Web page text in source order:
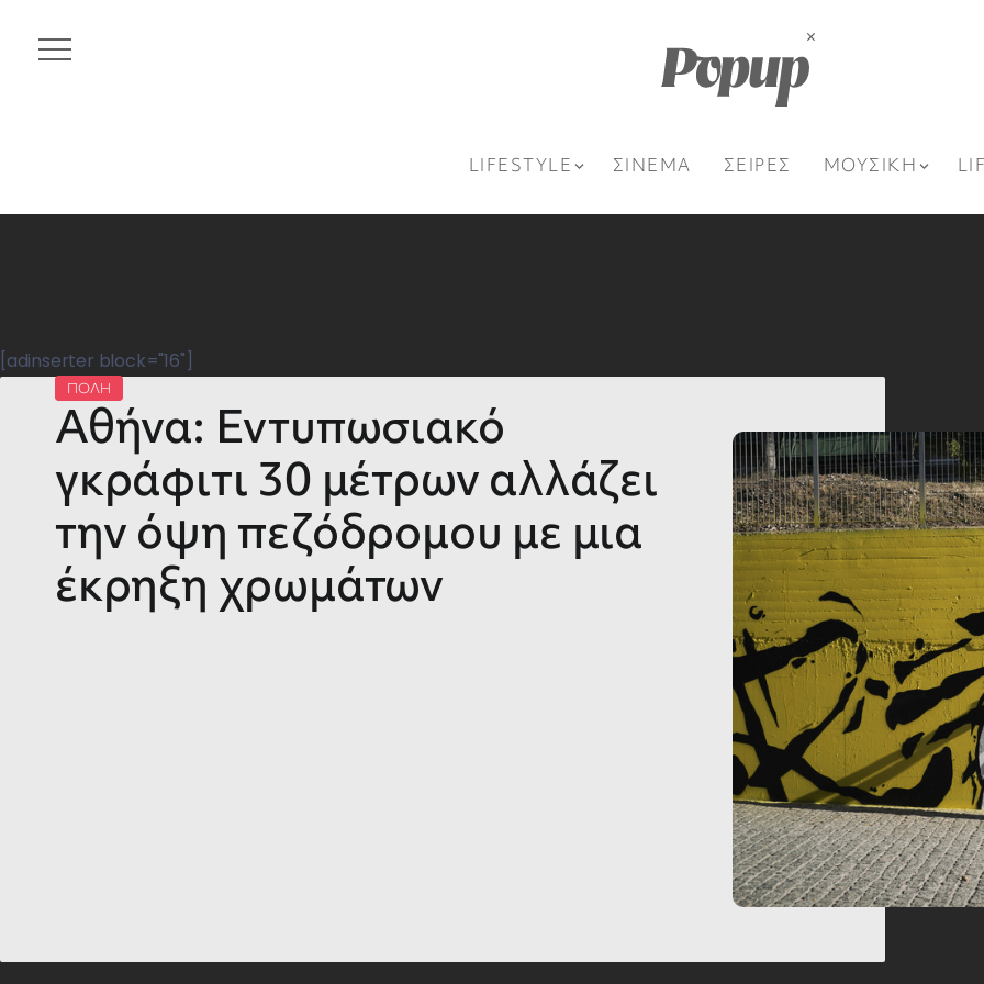
LIFESTYLE ΣΙΝΕΜΑ ΣΕΙΡΕΣ ΜΟΥΣΙΚΗ
[adinserter block="16"]
ΠΟΛΗ
Αθήνα: Εντυπωσιακό
γκράφιτι 30 μέτρων αλλάζει
την όψη πεζόδρομου με μια
έκρηξη χρωμάτων